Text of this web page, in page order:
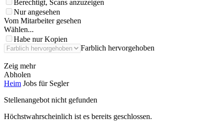
Berechtigt, Scans anzuzeigen
Nur angesehen
Vom Mitarbeiter gesehen
Wählen...
Habe nur Kopien
Farblich hervorgehoben
Zeig mehr
Abholen
Heim Jobs für Segler
Stellenangebot nicht gefunden
Höchstwahrscheinlich ist es bereits geschlossen.